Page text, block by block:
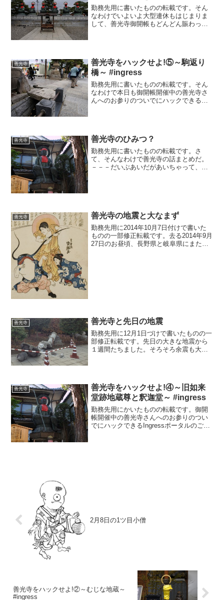
勤務先用に書いたものの転載です。そん
なわけでいよいよ大型連休もはじまりま
して、善光寺御開帳もどんどん賑わって
こし！！で、御本...
善光寺
善光寺をハックせよ!⑤～駒返り
橋～ #ingress
勤務先用に書いたものの転載です。そん
なわけで本日も御開帳開催中の善光寺さ
んへのお参りのついでにハックできる
か見どころがたくさ...
善光寺 善光寺のひみつ？
勤務先用に書いたものの転載です。さ
て、そんなわけで善光寺の話まとめだ。
－－－だいぶあいだがあいちゃって、な
善光寺 善光寺の地震と大なまず
勤務先用に2014年10月7日付けで書いた
ものの一部修正転載です。去る2014年9月
27日のお昼頃、長野県と岐阜県にまたが
善光寺 善光寺と先日の地震
勤務先用に12月1日づけで書いたものの一
部修正転載です。先日の大きな地震から
１週間たちました。そろそろ余震も大丈
光寺さんにも結構な影...
善光寺
善光寺をハックせよ!④～旧如来
堂跡地蔵尊と釈迦堂～ #ingress
勤務先用にかいたものの転載です。御開
帳開催中の善光寺さんへのお参りのつい
でにハックできるIngressポータルのご紹
2月8日の1ツ目小僧
善光寺をハックせよ!②～むじな地蔵～
#ingress